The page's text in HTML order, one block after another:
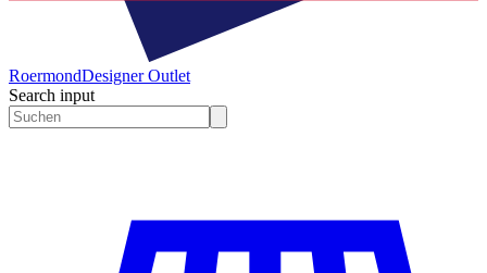
RoermondDesigner Outlet
Search input